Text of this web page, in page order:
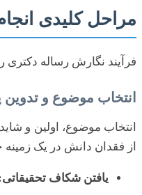
مراحل کلیدی
فرآیند نگارش رساله
انتخاب موضوع و تدوین
انتخاب موضوع، اولین و
از فقدان دانش در یک
یافتن شکاف